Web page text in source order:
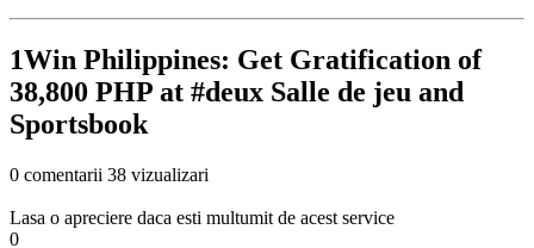
1Win Philippines: Get Gratification of
38,800 PHP at #deux Salle de jeu and
Sportsbook
0 comentarii 38 vizualizari
Lasa o apreciere daca esti multumit de acest service
0